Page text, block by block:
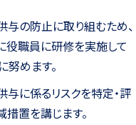
与の防止に取り組むため、
役職員に研修を実施して
努めます。
与に係るリスクを特定・評
措置を講じます。